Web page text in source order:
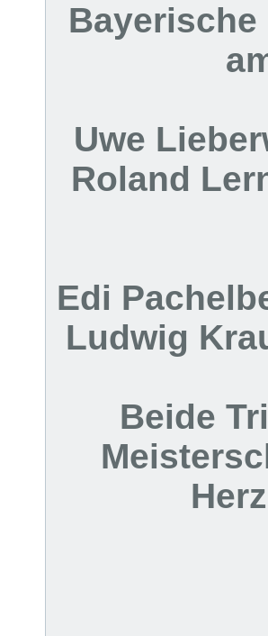
Uwe
Roland
Edi
Ludwig
Beide